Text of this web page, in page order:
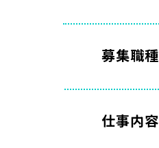
募集職種
仕事内容